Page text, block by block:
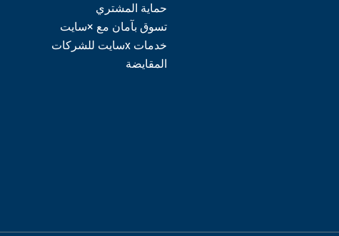
حماية المشتري
تسوق بآمان مع ×سايت
خدمات xسايت للشركات
المقايضة